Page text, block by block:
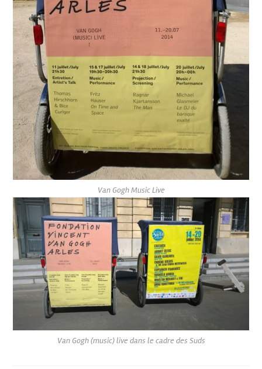
Van Gogh Music Live
Van Gogh (music) live dans le cadre des Suds